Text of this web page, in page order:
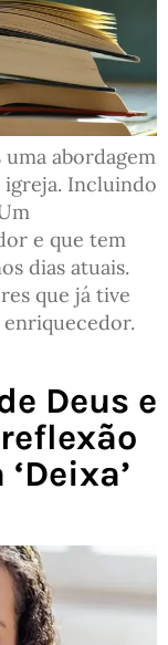
abordagem
igreja. Incluindo
e que tem
dias atuais.
que já tive
Deus e